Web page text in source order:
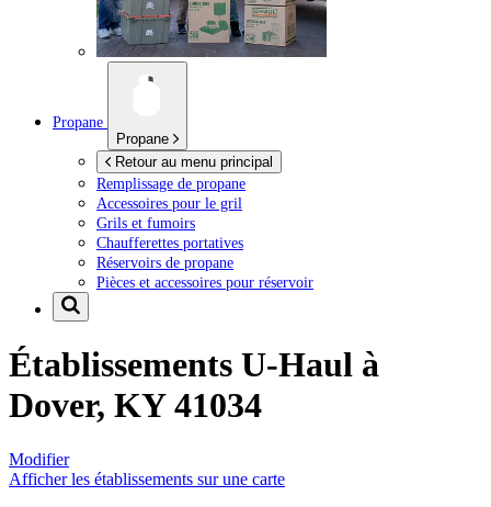
Propane
Propane
Retour au menu principal
Remplissage de propane
Accessoires pour le gril
Grils et fumoirs
Chaufferettes portatives
Réservoirs de propane
Pièces et accessoires pour réservoir
Établissements U-Haul à
Dover, KY 41034
Modifier
Afficher les établissements sur une carte